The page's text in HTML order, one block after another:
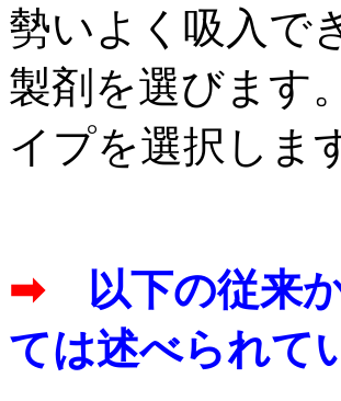
勢いよく吸入で
製剤を選びます
イプを選択しま
➡
以下の従来
ては述べられて